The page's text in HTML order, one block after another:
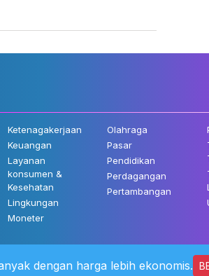
Ketenagakerjaan
Keuangan
Layanan
konsumen &
Kesehatan
Lingkungan
Moneter
Olahraga
Pasar
Pendidikan
Perdagangan
Pertambangan
©2022 Katadata. Hak cipta dilindungi
dengan harga lebih ekonomis.